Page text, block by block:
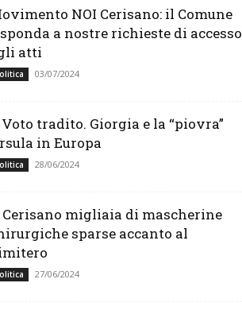
NOI Cerisano: il Comune
a nostre richieste di accesso
atti
03/07/2024
tradito. Giorgia e la “piovra”
in Europa
28/06/2024
Cerisano migliaia di mascherine
sparse accanto al
27/06/2024